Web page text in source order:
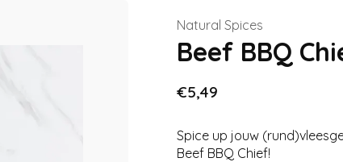
Natural Spices
Beef BBQ
€5,49
Spice up jouw
Beef BBQ Chief!